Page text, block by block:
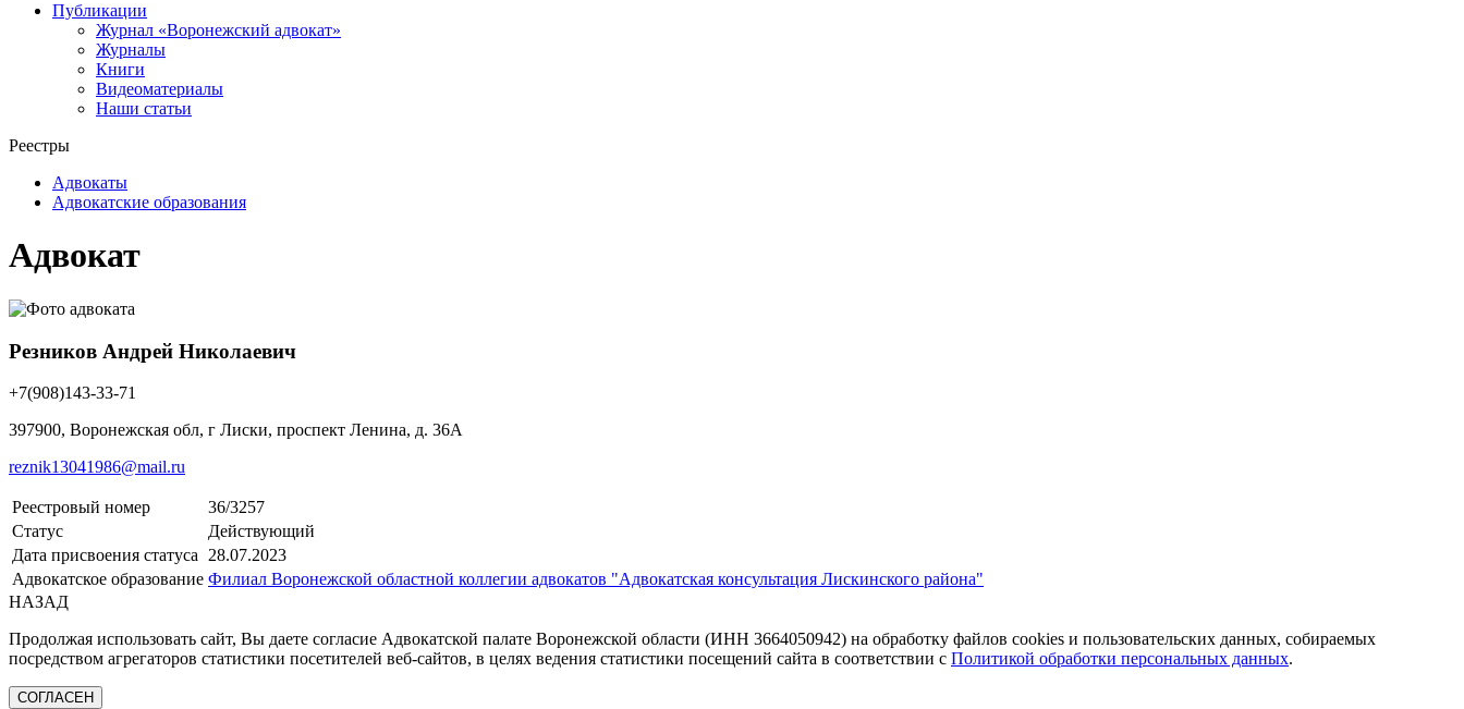
Публикации
Журнал «Воронежский адвокат»
Журналы
Книги
Видеоматериалы
Наши статьи
Реестры
Адвокаты
Адвокатские образования
Адвокат
Резников Андрей Николаевич
+7(908)143-33-71
397900, Воронежская обл, г Лиски, проспект Ленина, д. 36А
reznik13041986@mail.ru
Реестровый номер
36/3257
Статус
Действующий
Дата присвоения статуса
28.07.2023
Адвокатское образование Филиал Воронежской областной коллегии адвокатов "Адвокатская консультация Лискинского района"
НАЗАД
Продолжая использовать сайт, Вы даете согласие Адвокатской палате Воронежской области (ИНН 3664050942) на обработку файлов cookies и пользовательских данных, собираемых
посредством агрегаторов статистики посетителей веб-сайтов, в целях ведения статистики посещений сайта в соответствии с Политикой обработки персональных данных.
СОГЛАСЕН